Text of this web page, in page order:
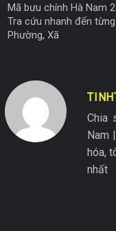
Mã bưu chính Hà Nam
Tra cứu nhanh đến từng
Phường, Xã
Chia
Nam
hóa,
nhất